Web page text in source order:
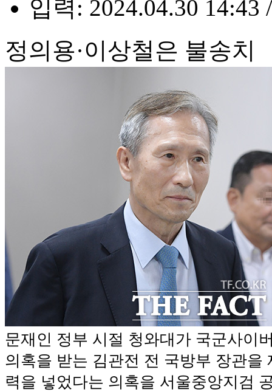
입력: 2024.04.30 14:43
정의용·이상철은 불송치
문재인 정부 시절 청와대가 국군사이
의혹을 받는 김관전 전 국방부 장관을
력을 넣었다는 의혹을 서울중앙지검